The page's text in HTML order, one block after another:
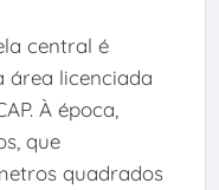
central é
área licenciada
À época,
que
quadrados